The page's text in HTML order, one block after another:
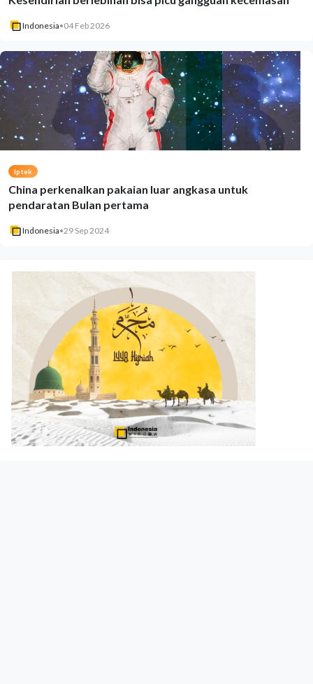
Indonesia•04 Feb 2026
Iptek
China perkenalkan pakaian luar angkasa untuk
pendaratan Bulan pertama
Indonesia•29 Sep 2024